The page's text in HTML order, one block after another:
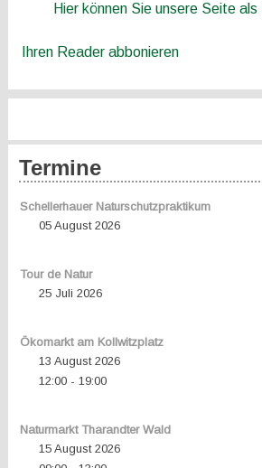
Hier können Sie unsere Seite
Ihren Reader abbonieren
Termine
Schellerhauer Naturschutzpraktikum
05 August 2026
Tour de Natur
25 Juli 2026
Ökomarkt am Kollwitzplatz
13 August 2026
12:00- 19:00
Naturmarkt Tharandter Wald
15 August 2026